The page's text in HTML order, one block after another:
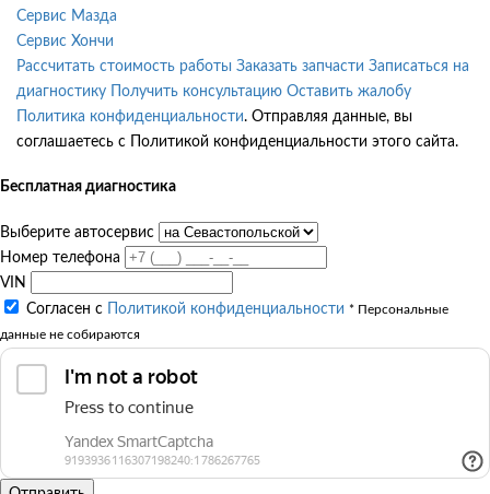
Сервис Мазда
Сервис Хончи
Рассчитать стоимость работы Заказать запчасти Записаться на
диагностику
Получить консультацию Оставить жалобу
Политика конфиденциальности. Отправляя данные, вы
соглашаетесь с Политикой конфиденциальности этого сайта.
Бесплатная диагностика
Выберите автосервис
Номер телефона
VIN
Согласен с
Политикой конфиденциальности * Персональные
данные не собираются